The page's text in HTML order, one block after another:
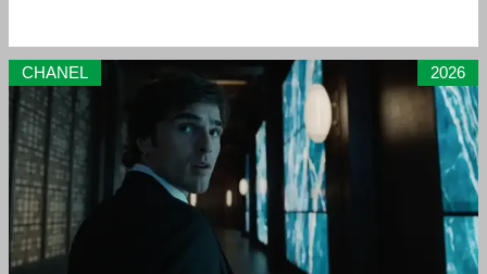
дождём.
CHANEL
2026